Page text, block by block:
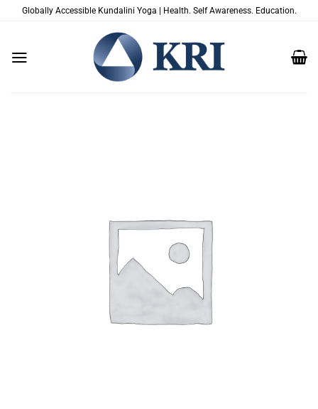
ZumGlobally Accessible Kundalini Yoga | Health. Self Awareness. Education.